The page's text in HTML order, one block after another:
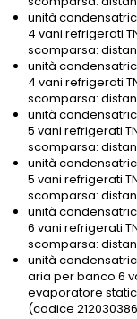
unità
4 vani refrigerati
scomparsa:
unità
4 vani refrigerati
scomparsa:
unità
5 vani refrigerati
scomparsa:
unità
5 vani refrigerati
scomparsa:
unità
6 vani refrigerati
scomparsa:
unità
aria per banco 6
evaporatore
(codice